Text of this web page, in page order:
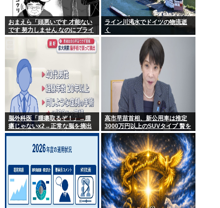
おまえら「頭悪いです 才能ない
です 努力しません なのにプライ
ド高いです ネットに偉そうな事
書きます」←これなんで？
ライン川渇水でドイツの物流逝
く
脳外科医「腫瘍取るぞ！」→腫
瘍じゃないx2→正常な脳を摘出
され意識はあるのに植物人間に
高市早苗首相、新公用車は推定
3000万円以上のSUVタイプ 贅を
尽くした後部座席でたばこを吸
うのが至福の時間か どんどん延
びる乗車時間